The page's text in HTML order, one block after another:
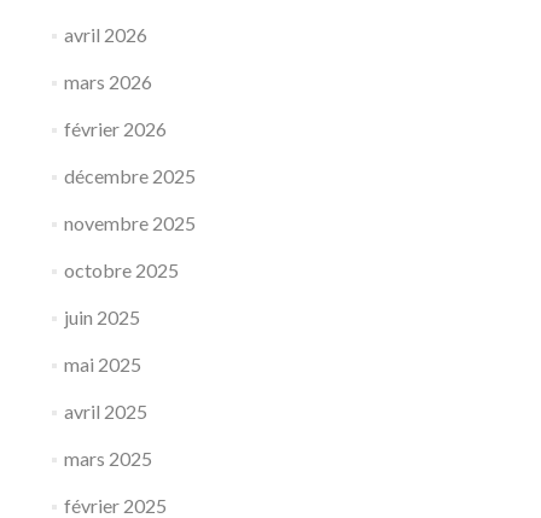
avril 2026
mars 2026
février 2026
décembre 2025
novembre 2025
octobre 2025
juin 2025
mai 2025
avril 2025
mars 2025
février 2025